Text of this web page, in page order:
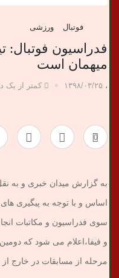
ی
فوتبال ورزشی
فدراسیون فوتبال:
میهمان است
، ۱۳۹۸/۰۳/۲۵ کمتر از یک
0
به گزارش میدان خبری و به
سوی فدراسیون و مکاتبات
و فیفا،اعلام می شود که
مرحله از مسابقات در خارج از